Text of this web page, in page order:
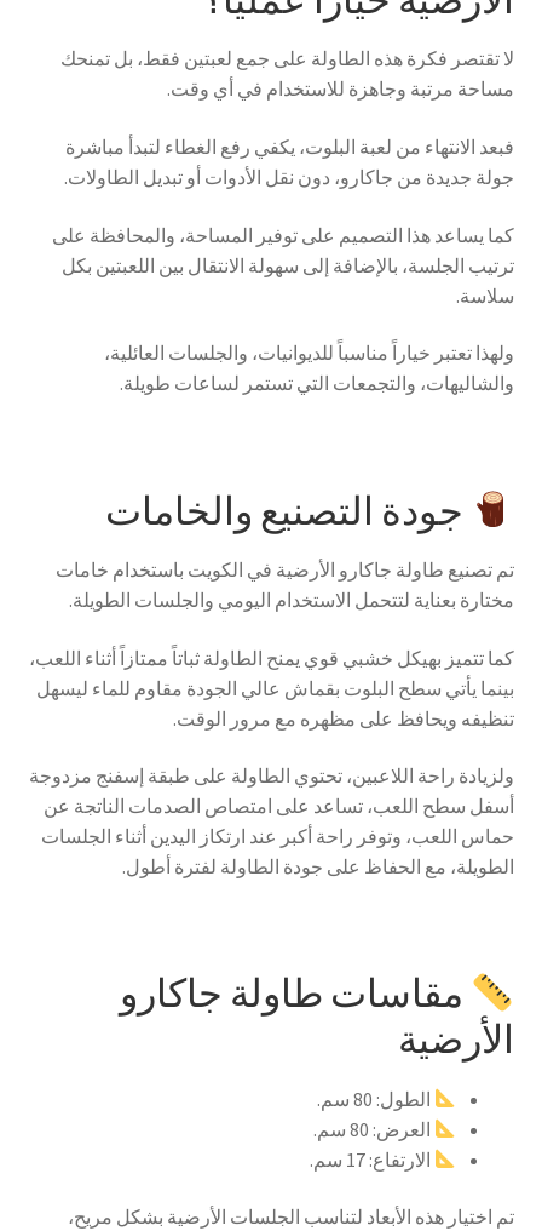
لا تقتصر فكرة هذه الطاولة على جمع لعبتين فقط، بل تمنحك
مساحة مرتبة وجاهزة للاستخدام في أي وقت.
فبعد الانتهاء من لعبة البلوت، يكفي رفع الغطاء لتبدأ مباشرة
جولة جديدة من جاكارو، دون نقل الأدوات أو تبديل الطاولات.
كما يساعد هذا التصميم على توفير المساحة، والمحافظة على
ترتيب الجلسة، بالإضافة إلى سهولة الانتقال بين اللعبتين بكل
سلاسة.
ولهذا تعتبر خياراً مناسباً للديوانيات، والجلسات العائلية،
والشاليهات، والتجمعات التي تستمر لساعات طويلة.
جودة التصنيع والخامات
تم تصنيع طاولة جاكارو الأرضية في الكويت باستخدام خامات
مختارة بعناية لتتحمل الاستخدام اليومي والجلسات الطويلة.
كما تتميز بهيكل خشبي قوي يمنح الطاولة ثباتاً ممتازاً أثناء اللعب،
بينما يأتي سطح البلوت بقماش عالي الجودة مقاوم للماء ليسهل
تنظيفه ويحافظ على مظهره مع مرور الوقت.
ولزيادة راحة اللاعبين، تحتوي الطاولة على طبقة إسفنج مزدوجة
أسفل سطح اللعب، تساعد على امتصاص الصدمات الناتجة عن
حماس اللعب، وتوفر راحة أكبر عند ارتكاز اليدين أثناء الجلسات
الطويلة، مع الحفاظ على جودة الطاولة لفترة أطول.
مقاسات طاولة جاكارو
الأرضية
الطول: 80 سم.
العرض: 80 سم.
الارتفاع: 17 سم.
تم اختيار هذه الأبعاد لتناسب الجلسات الأرضية بشكل مريح،